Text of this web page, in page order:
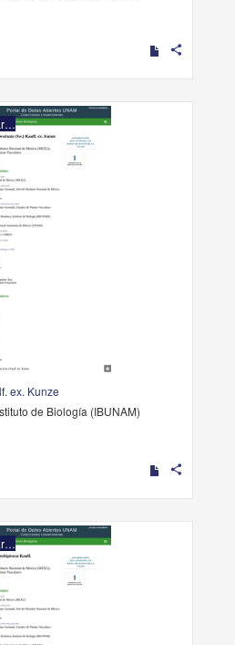
share
Registro de colección universitaria
ex. Kunze
de Biología (IBUNAM)
share
Registro de colección universitaria